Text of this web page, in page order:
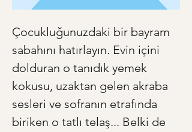
Çocukluğunuzdaki bir bayram
sabahını hatırlayın. Evin içini
dolduran o tanıdık yemek
kokusu, uzaktan gelen akraba
sesleri ve sofranın etrafında
biriken o tatlı telaş... Belki de